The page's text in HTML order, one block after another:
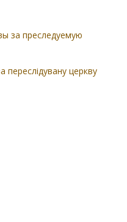
за преследуемую
церкву